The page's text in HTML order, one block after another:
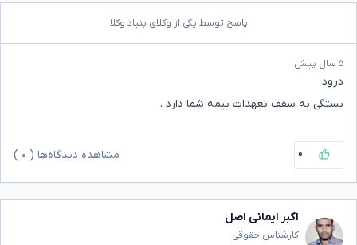
پاسخ توسط یکی از وکلای بنیاد وکلا
۵ سال پیش
درود
بستگی به سقف تعهدات بیمه شما دارد .
۰ مشاهده دیدگاه‌ها ( ۰
اکبر ایمانی اصل
کارشناس حقوقی